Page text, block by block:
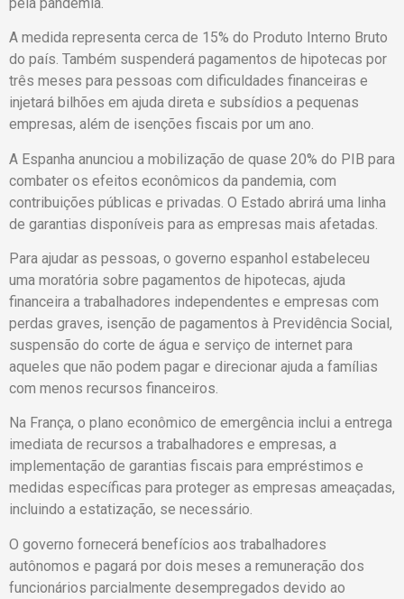
A medida representa cerca de 15% do Produto Interno Bruto
do país. Também suspenderá pagamentos de hipotecas por
três meses para pessoas com dificuldades financeiras e
injetará bilhões em ajuda direta e subsídios a pequenas
empresas, além de isenções fiscais por um ano.
A Espanha anunciou a mobilização de quase 20% do PIB para
combater os efeitos econômicos da pandemia, com
contribuições públicas e privadas. O Estado abrirá uma linha
de garantias disponíveis para as empresas mais afetadas.
Para ajudar as pessoas, o governo espanhol estabeleceu
uma moratória sobre pagamentos de hipotecas, ajuda
financeira a trabalhadores independentes e empresas com
perdas graves, isenção de pagamentos à Previdência Social,
suspensão do corte de água e serviço de internet para
aqueles que não podem pagar e direcionar ajuda a famílias
com menos recursos financeiros.
Na França, o plano econômico de emergência inclui a entrega
imediata de recursos a trabalhadores e empresas, a
implementação de garantias fiscais para empréstimos e
medidas específicas para proteger as empresas ameaçadas,
incluindo a estatização, se necessário.
O governo fornecerá benefícios aos trabalhadores
autônomos e pagará por dois meses a remuneração dos
funcionários parcialmente desempregados devido ao